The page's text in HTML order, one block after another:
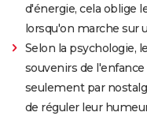
d'énergie, cela oblige
lorsqu'on marche sur
Selon la psychologie,
souvenirs de
seulement par
de réguler leur